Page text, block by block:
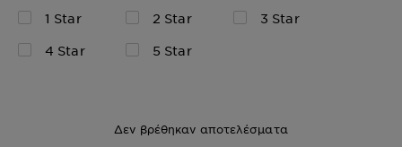
1 Star 2 Star
3 Star
4 Star
5 Star
Δεν βρέθηκαν αποτελέσματα